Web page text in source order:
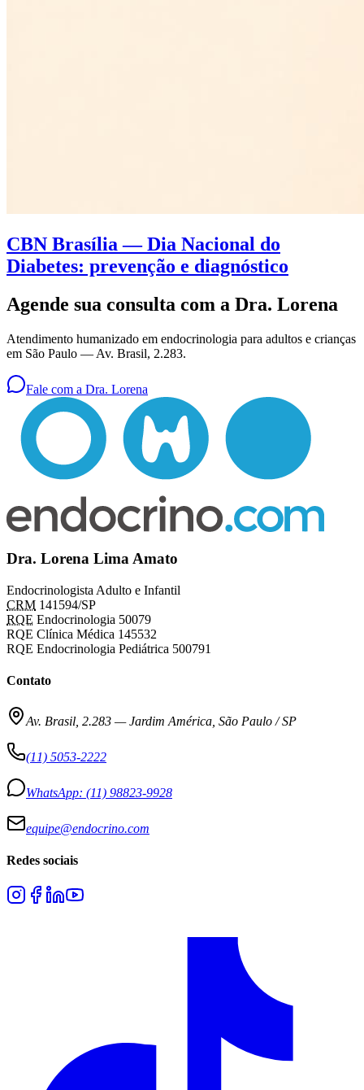
CBN Brasília — Dia Nacional do
Diabetes: prevenção e diagnóstico
Agende sua consulta com a Dra. Lorena
Atendimento humanizado em endocrinologia para adultos e crianças
em São Paulo — Av. Brasil, 2.283.
Fale com a Dra. Lorena
Dra. Lorena Lima Amato
Endocrinologista Adulto e Infantil
CRM 141594/SP
RQE Endocrinologia 50079
RQE Clínica Médica 145532
RQE Endocrinologia Pediátrica 500791
Contato
Av. Brasil, 2.283 —Jardim América, São Paulo / SP
(11) 5053-2222
WhatsApp: (11) 98823-9928
equipe@endocrino.com
Redes sociais